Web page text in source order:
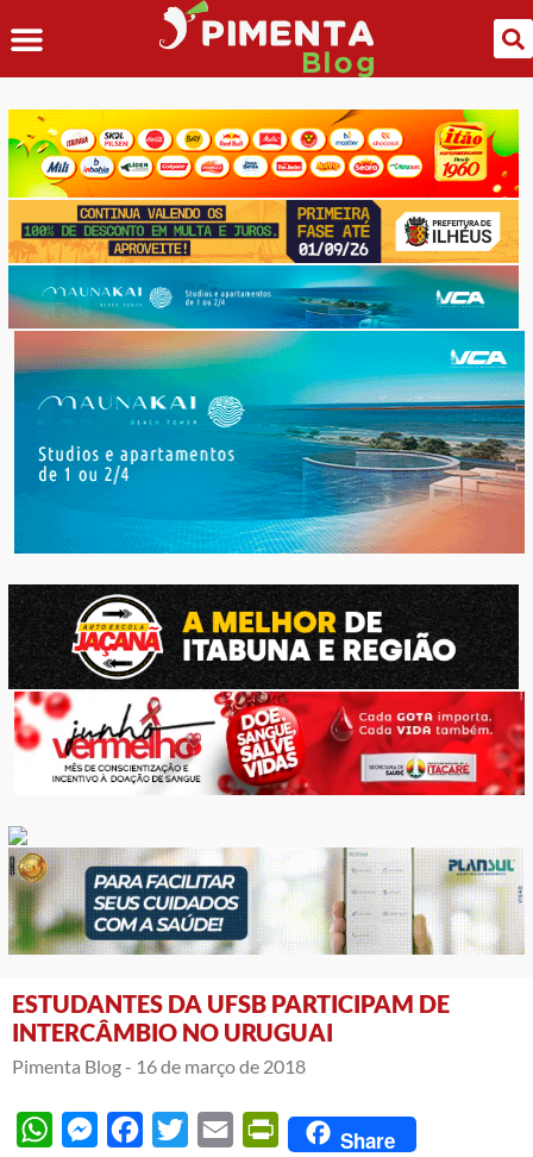
ESTUDANTES DA UFSB PARTICIPAM DE
INTERCÂMBIO NO URUGUAI
Pimenta Blog - 16 de março de 2018
WhatsAppMessengerFacebook
Twitter Email PrintFriendly
Share